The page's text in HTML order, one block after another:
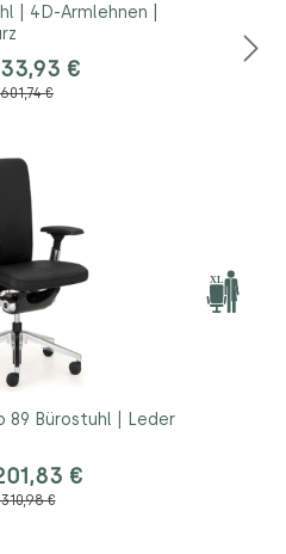
| 4D-Armlehnen |
€
€
89 Bürostuhl | Leder
€
€